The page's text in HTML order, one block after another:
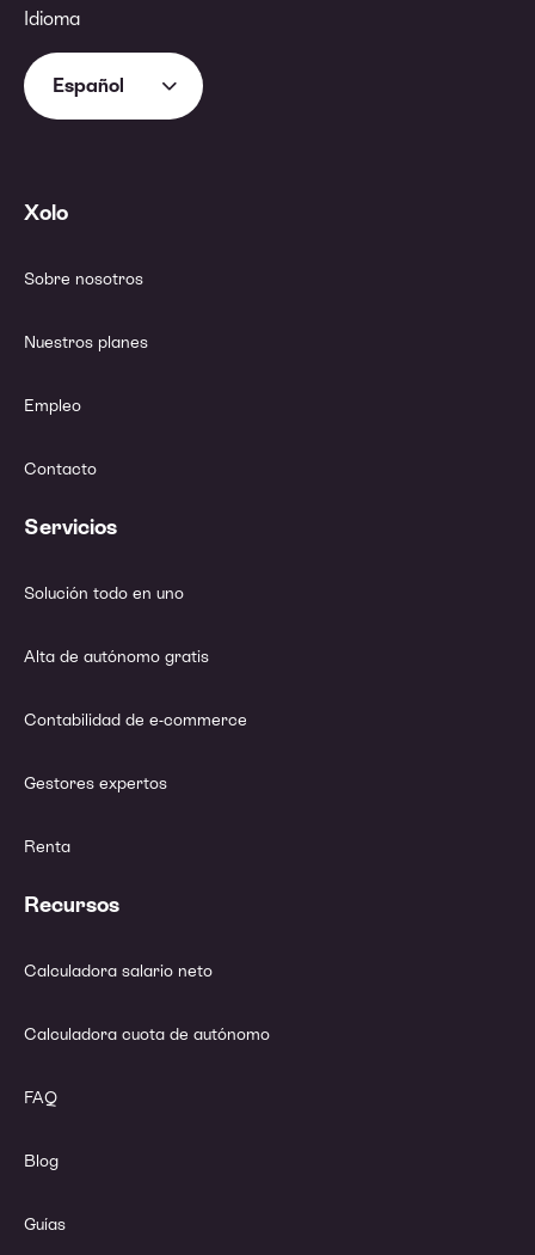
Idioma
Español
Xolo
Sobre nosotros
Nuestros planes
Empleo
Contacto
Servicios
Solución todo en uno
Alta de autónomo gratis
Contabilidad de e-commerce
Gestores expertos
Renta
Recursos
Calculadora salario neto
Calculadora cuota de autónomo
FAQ
Blog
Guías